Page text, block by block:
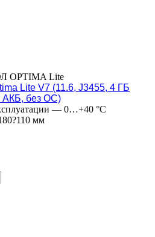
OPTIMA Lite
Lite V7 (11.6, J3455, 4 ГБ
АКБ, без ОС)
— 0…+40 °C
мм